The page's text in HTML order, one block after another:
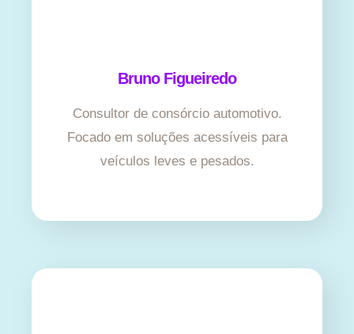
Bruno Figueiredo
Consultor de consórcio automotivo.
Focado em soluções acessíveis para
veículos leves e pesados.